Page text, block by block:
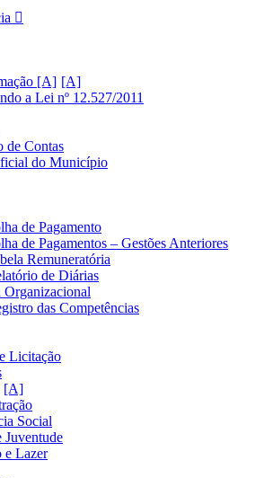
[A]
a Lei nº 12.527/2011
de Contas
do Município
de Pagamento
de Pagamentos – Gestões Anteriores
Remuneratória
de Diárias
Organizacional
das Competências
Licitação
Social
Juventude
e Lazer